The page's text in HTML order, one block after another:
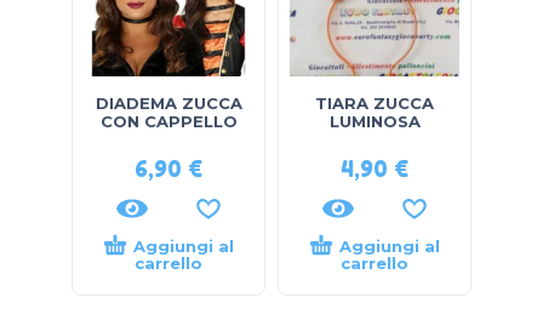
DIADEMA ZUCCA
CON CAPPELLO
6,90 €
Aggiungi al
carrello
TIARA ZUCCA
LUMINOSA
4,90 €
Aggiungi al
carrello